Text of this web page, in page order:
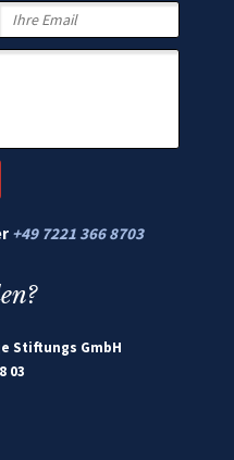
+49 7221 366 8703
Stiftungs GmbH
03